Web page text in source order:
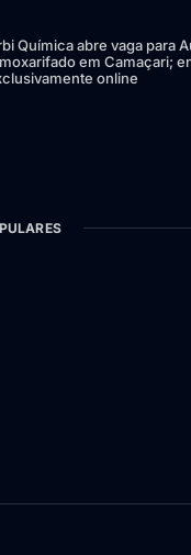
Química abre vaga para
em Camaçari;
online